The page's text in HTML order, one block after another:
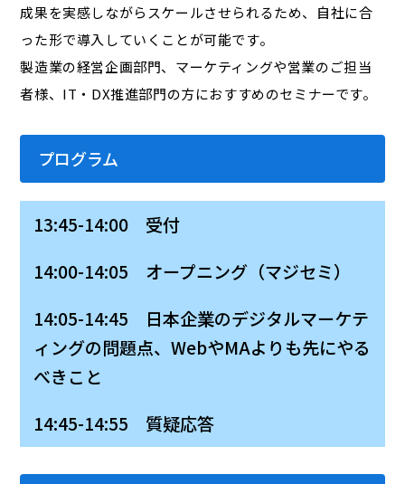
成果を実感しながらスケールさせられるため、自社に合
った形で導入していくことが可能です。
製造業の経営企画部門、マーケティングや営業のご担当
者様、IT・DX推進部門の方におすすめのセミナーです。
プログラム
13:45-14:00 受付
14:00-14:05 オープニング（マジセミ）
14:05-14:45 日本企業のデジタルマーケテ
ィングの問題点、WebやMAよりも先にやる
べきこと
14:45-14:55 質疑応答